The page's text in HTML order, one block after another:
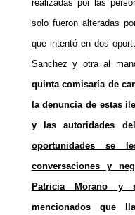
realizadas por las
solo fueron alteradas
que intentó en dos
Sanchez y otra al
quinta comisaría de
la denuncia de estas
y las autoridades
oportunidades se
conversaciones y
Patricia Morano
mencionados que